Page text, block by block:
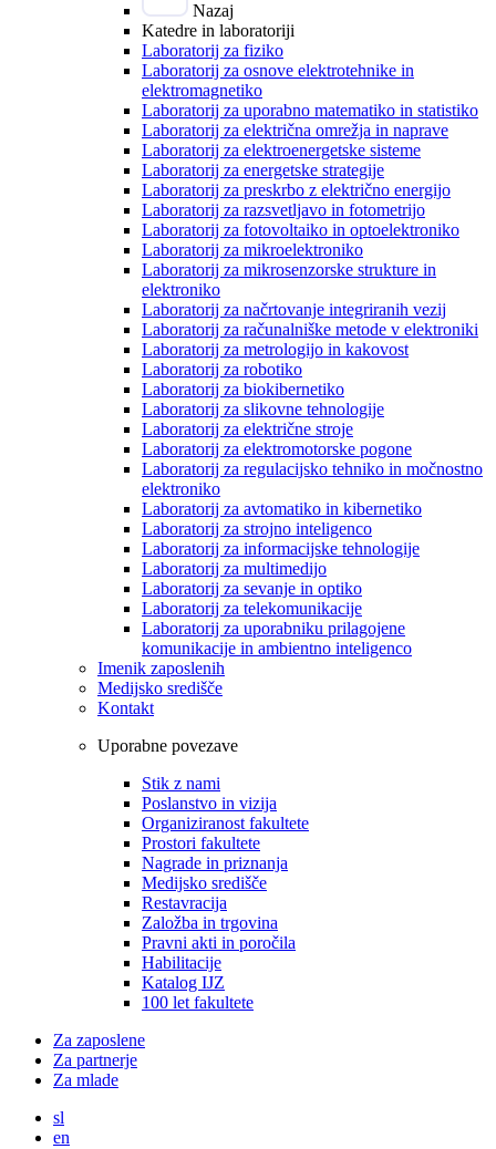
Nazaj
Katedre in laboratoriji
Laboratorij za fiziko
Laboratorij za osnove elektrotehnike in
elektromagnetiko
Laboratorij za uporabno matematiko in statistiko
Laboratorij za električna omrežja in naprave
Laboratorij za elektroenergetske sisteme
Laboratorij za energetske strategije
Laboratorij za preskrbo z električno energijo
Laboratorij za razsvetljavo in fotometrijo
Laboratorij za fotovoltaiko in optoelektroniko
Laboratorij za mikroelektroniko
Laboratorij za mikrosenzorske strukture in
elektroniko
Laboratorij za načrtovanje integriranih vezij
Laboratorij za računalniške metode v elektroniki
Laboratorij za metrologijo in kakovost
Laboratorij za robotiko
Laboratorij za biokibernetiko
Laboratorij za slikovne tehnologije
Laboratorij za električne stroje
Laboratorij za elektromotorske pogone
Laboratorij za regulacijsko tehniko in močnostno
elektroniko
Laboratorij za avtomatiko in kibernetiko
Laboratorij za strojno inteligenco
Laboratorij za informacijske tehnologije
Laboratorij za multimedijo
Laboratorij za sevanje in optiko
Laboratorij za telekomunikacije
Laboratorij za uporabniku prilagojene
komunikacije in ambientno inteligenco
Imenik zaposlenih
Medijsko središče
Kontakt
Uporabne povezave
Stik z nami
Poslanstvo in vizija
Organiziranost fakultete
Prostori fakultete
Nagrade in priznanja
Medijsko središče
Restavracija
Založba in trgovina
Pravni akti in poročila
Habilitacije
Katalog IJZ
100 let fakultete
Za zaposlene
Za partnerje
Za mlade
sl
en